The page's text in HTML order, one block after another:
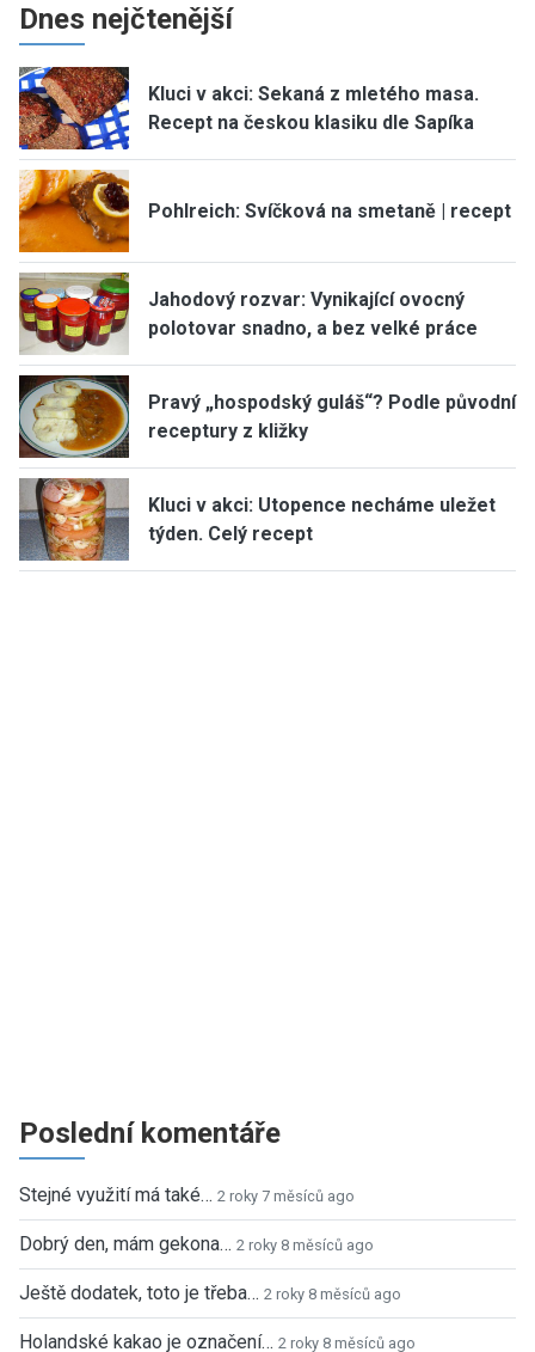
Dnes nejčtenější
Kluci v akci: Sekaná z mletého masa.
Recept na českou klasiku dle Sapíka
Pohlreich: Svíčková na smetaně | recept
Jahodový rozvar: Vynikající ovocný
polotovar snadno, a bez velké práce
Pravý „hospodský guláš“? Podle původní
receptury z kližky
Kluci v akci: Utopence necháme uležet
týden. Celý recept
Poslední komentáře
Stejné využití má také… 2 roky 7 měsíců ago
Dobrý den, mám gekona… 2 roky 8 měsíců ago
Ještě dodatek, toto je třeba… 2 roky 8 měsíců ago
Holandské kakao je označení… 2 roky 8 měsíců ago